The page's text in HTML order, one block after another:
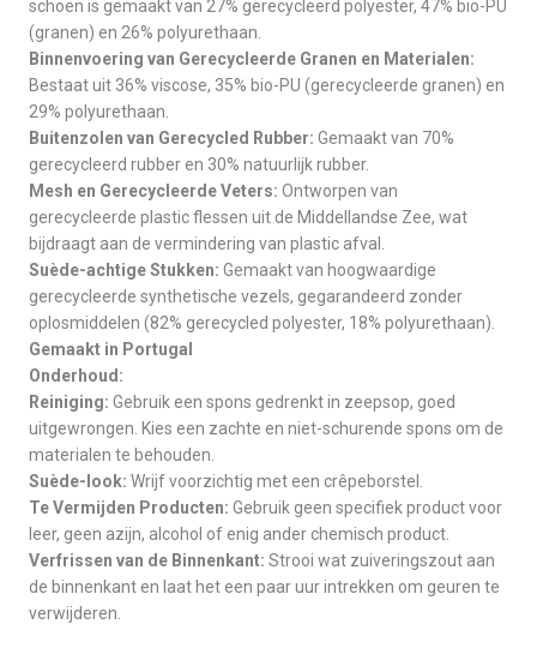
schoen is gemaakt van 27% gerecycleerd polyester, 47% bio-PU
(granen) en 26% polyurethaan.
Binnenvoering van Gerecycleerde Granen en Materialen:
Bestaat uit 36% viscose, 35% bio-PU (gerecycleerde granen) en
29% polyurethaan.
Buitenzolen van Gerecycled Rubber: Gemaakt van 70%
gerecycleerd rubber en 30% natuurlijk rubber.
Mesh en Gerecycleerde Veters: Ontworpen van
gerecycleerde plastic flessen uit de Middellandse Zee, wat
bijdraagt aan de vermindering van plastic afval.
Suède-achtige Stukken: Gemaakt van hoogwaardige
gerecycleerde synthetische vezels, gegarandeerd zonder
oplosmiddelen (82% gerecycled polyester, 18% polyurethaan).
Gemaakt in Portugal
Onderhoud:
Reiniging: Gebruik een spons gedrenkt in zeepsop, goed
uitgewrongen. Kies een zachte en niet-schurende spons om de
materialen te behouden.
Suède-look: Wrijf voorzichtig met een crêpeborstel.
Te Vermijden Producten: Gebruik geen specifiek product voor
leer, geen azijn, alcohol of enig ander chemisch product.
Verfrissen van de Binnenkant: Strooi wat zuiveringszout aan
de binnenkant en laat het een paar uur intrekken om geuren te
verwijderen.